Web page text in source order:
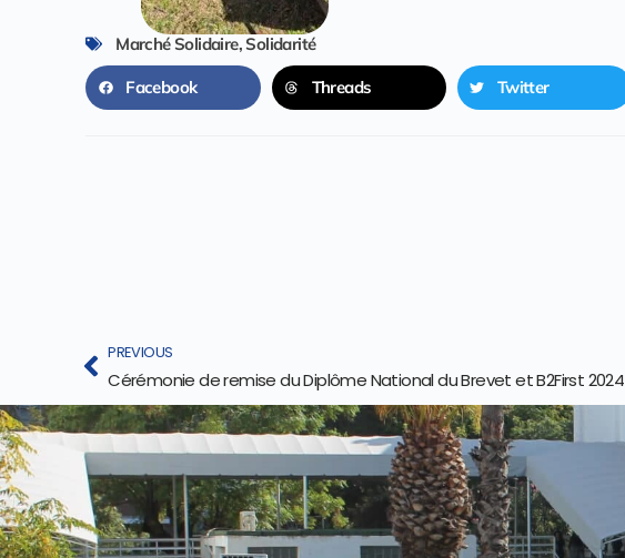
Marché Solidaire,Solidarité
Facebook Threads Twitter
PREVIOUS
Cérémonie de remise du Diplôme National du Brevet et B2First 2024